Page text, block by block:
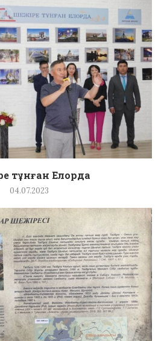
тұнған Елорда
04.07.2023